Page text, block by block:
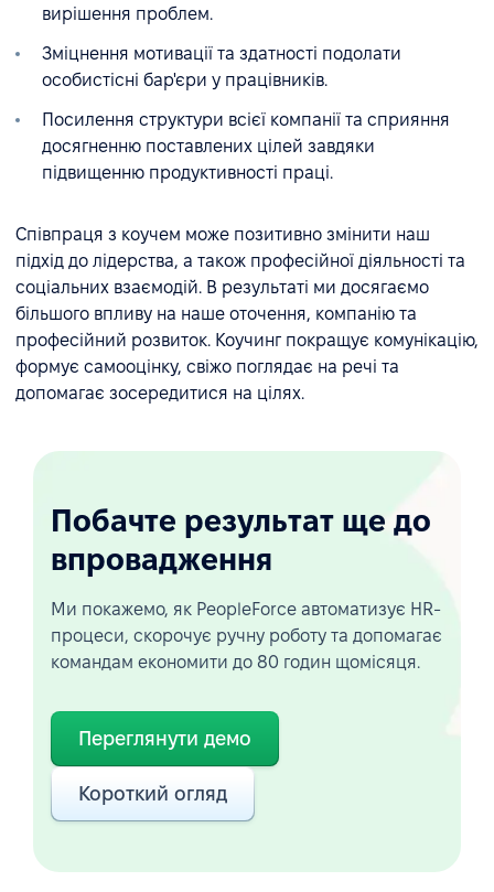
вирішення проблем.
Зміцнення мотивації та здатності подолати
особистісні бар'єри у працівників.
Посилення структури всієї компанії та сприяння
досягненню поставлених цілей завдяки
підвищенню продуктивності праці.
Співпраця з коучем може позитивно змінити наш
підхід до лідерства, а також професійної діяльності та
соціальних взаємодій. В результаті ми досягаємо
більшого впливу на наше оточення, компанію та
професійний розвиток. Коучинг покращує комунікацію,
формує самооцінку, свіжо поглядає на речі та
допомагає зосередитися на цілях.
Побачте результат ще до
впровадження
Ми покажемо, як PeopleForce автоматизує HR-
процеси, скорочує ручну роботу та допомагає
командам економити до 80 годин щомісяця.
Переглянути демо
Короткий огляд